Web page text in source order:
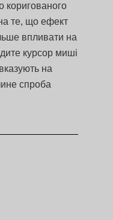
коригованого
те, що ефект
впливати на
курсор миші
на
спроба